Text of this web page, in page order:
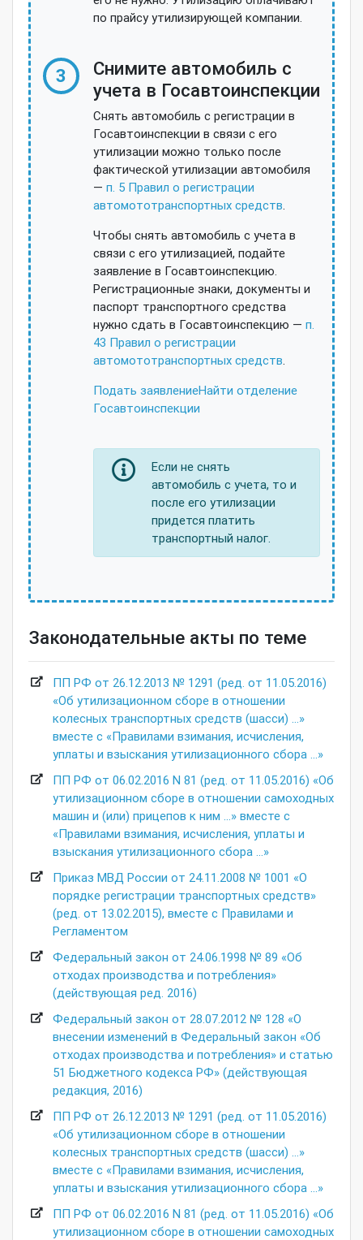
по прайсу утилизирующей компании.
3
Снимите автомобиль с
учета в Госавтоинспекции
Снять автомобиль с регистрации в
Госавтоинспекции в связи с его
утилизации можно только после
фактической утилизации автомобиля
— п. 5 Правил о регистрации
автомототранспортных средств.
Чтобы снять автомобиль с учета в
связи с его утилизацией, подайте
заявление в Госавтоинспекцию.
Регистрационные знаки, документы и
паспорт транспортного средства
нужно сдать в Госавтоинспекцию — п.
43 Правил о регистрации
автомототранспортных средств.
Подать заявлениеНайти отделение
Госавтоинспекции
Если не снять
автомобиль с учета, то и
после его утилизации
придется платить
транспортный налог.
Законодательные акты по теме
ПП РФ от 26.12.2013 № 1291 (ред. от 11.05.2016)
«Об утилизационном сборе в отношении
колесных транспортных средств (шасси) …»
вместе с «Правилами взимания, исчисления,
уплаты и взыскания утилизационного сбора …»
ПП РФ от 06.02.2016 N 81 (ред. от 11.05.2016) «Об
утилизационном сборе в отношении самоходных
машин и (или) прицепов к ним …» вместе с
«Правилами взимания, исчисления, уплаты и
взыскания утилизационного сбора …»
Приказ МВД России от 24.11.2008 № 1001 «О
порядке регистрации транспортных средств»
(ред. от 13.02.2015), вместе с Правилами и
Регламентом
Федеральный закон от 24.06.1998 № 89 «Об
отходах производства и потребления»
(действующая ред. 2016)
Федеральный закон от 28.07.2012 № 128 «О
внесении изменений в Федеральный закон «Об
отходах производства и потребления» и статью
51 Бюджетного кодекса РФ» (действующая
редакция, 2016)
ПП РФ от 26.12.2013 № 1291 (ред. от 11.05.2016)
«Об утилизационном сборе в отношении
колесных транспортных средств (шасси) …»
вместе с «Правилами взимания, исчисления,
уплаты и взыскания утилизационного сбора …»
ПП РФ от 06.02.2016 N 81 (ред. от 11.05.2016) «Об
утилизационном сборе в отношении самоходных